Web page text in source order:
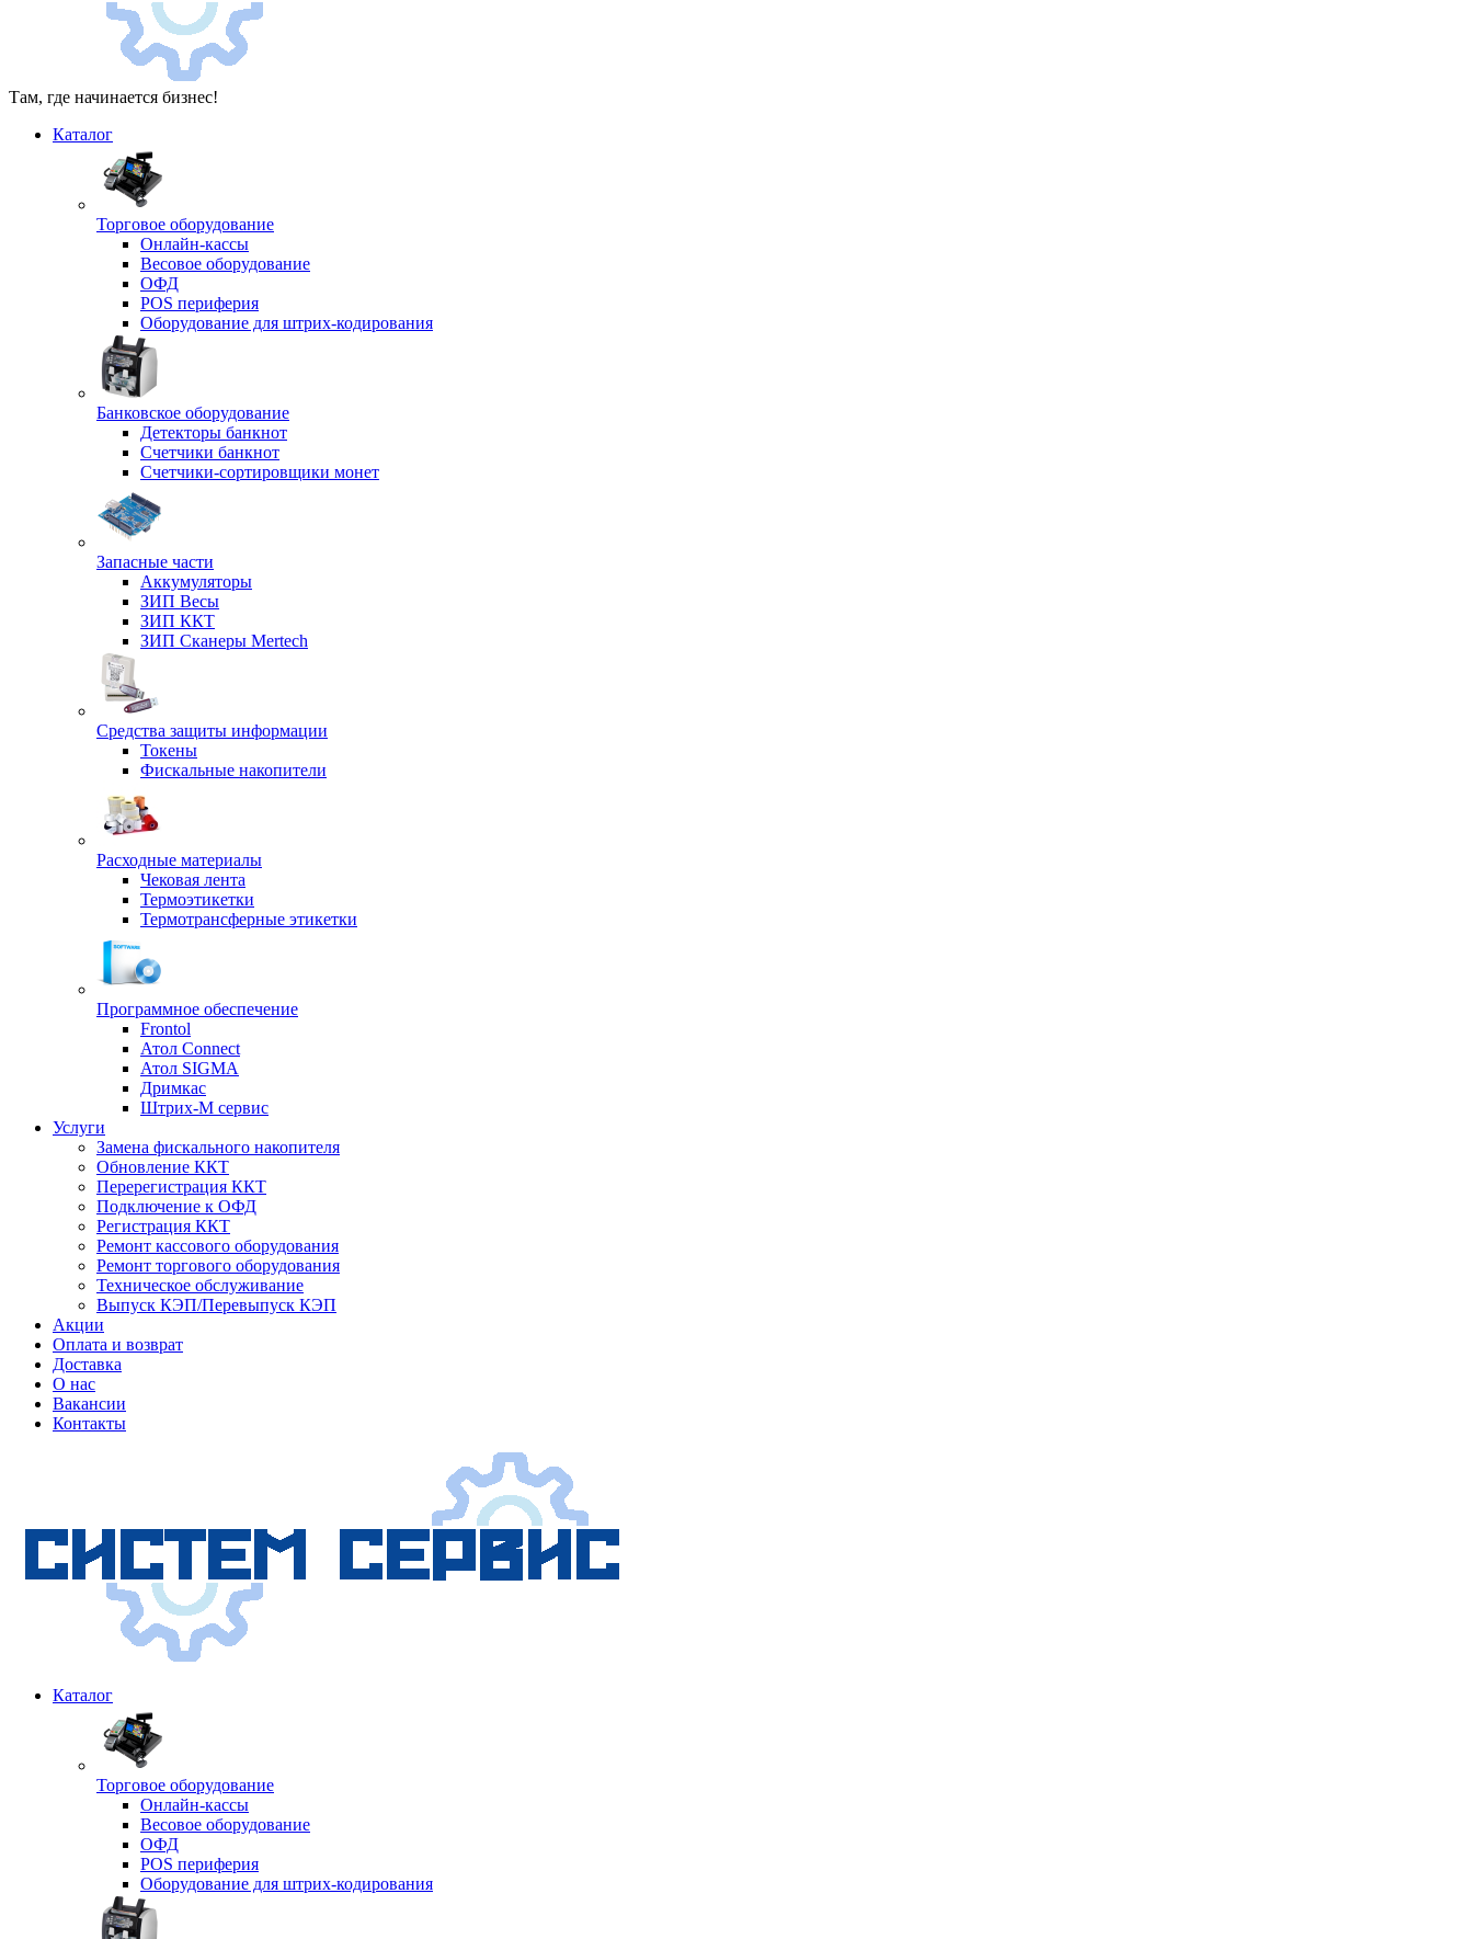
Там, где начинается бизнес!
Каталог
Торговое оборудование
Онлайн-кассы
Весовое оборудование
ОФД
POS периферия
Оборудование для штрих-кодирования
Банковское оборудование
Детекторы банкнот
Счетчики банкнот
Счетчики-сортировщики монет
Запасные части
Аккумуляторы
ЗИП Весы
ЗИП ККТ
ЗИП Сканеры Mertech
Средства защиты информации
Токены
Фискальные накопители
Расходные материалы
Чековая лента
Термоэтикетки
Термотрансферные этикетки
Программное обеспечение
Frontol
Атол Connect
Атол SIGMA
Дримкас
Штрих-М сервис
Услуги
Замена фискального накопителя
Обновление ККТ
Перерегистрация ККТ
Подключение к ОФД
Регистрация ККТ
Ремонт кассового оборудования
Ремонт торгового оборудования
Техническое обслуживание
Выпуск КЭП/Перевыпуск КЭП
Акции
Оплата и возврат
Доставка
О нас
Вакансии
Контакты
Каталог
Торговое оборудование
Онлайн-кассы
Весовое оборудование
ОФД
POS периферия
Оборудование для штрих-кодирования